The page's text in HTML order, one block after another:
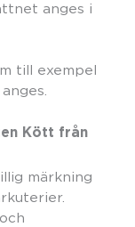
anges i
till exempel
Kött från
märkning